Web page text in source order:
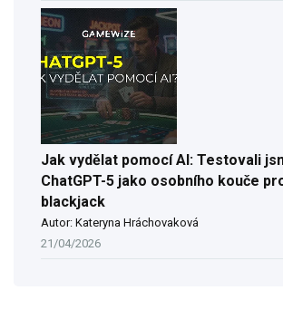
Jak vydělat pomocí AI: Testovali
ChatGPT-5 jako osobního kouče
blackjack
Autor: Kateryna Hráchovaková
21/04/2026